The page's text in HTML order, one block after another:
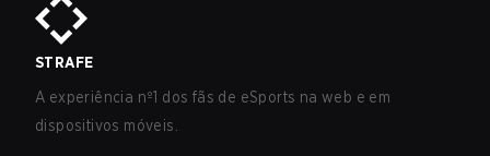
STRAFE
A experiência nº1 dos fãs de eSports na web e em
dispositivos móveis.